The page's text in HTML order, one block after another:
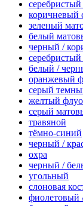
серебристый
коричневый
зеленый
белый
черный /
белый /
оранжевый
серый
желтый
серый
травяной
тёмно-синий
черный /
охра
черный /
угольный
слоновая
фиолетовый